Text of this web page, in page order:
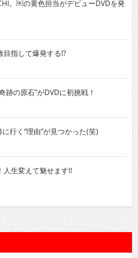
。￼の黄色担当がデビューDVDを発
指して爆発する!?
の原石”がDVDに初挑戦！
行く“理由”が見つかった(笑)
生変えて魅せます!!